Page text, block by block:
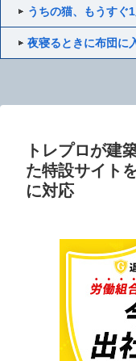
うちの猫、もうすぐ
夜寝るときに布団に
トレプロが建
た特設サイト
に対応